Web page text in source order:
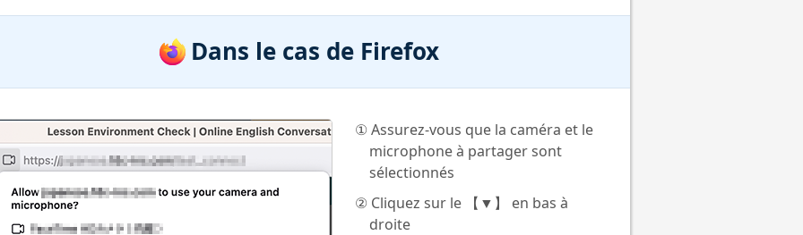
Dans le cas de Firefox
① Assurez-vous que la caméra et le
microphone à partager sont
sélectionnés
② Cliquez sur le 【▼】 en bas à
droite